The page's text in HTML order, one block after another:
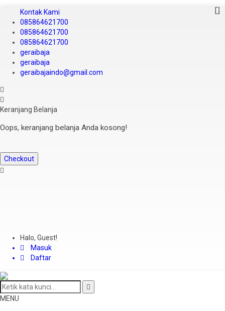
Kontak Kami
085864621700
085864621700
085864621700
geraibaja
geraibaja
geraibajaindo@gmail.com
Keranjang Belanja
Oops, keranjang belanja Anda kosong!
Checkout
Halo, Guest!
Masuk
Daftar
MENU